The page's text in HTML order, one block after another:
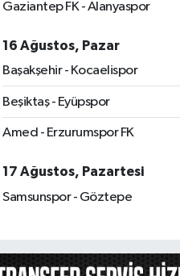
Gaziantep FK - Alanyaspor
16 Ağustos, Pazar
Başakşehir - Kocaelispor
Beşiktaş - Eyüpspor
Amed - Erzurumspor FK
17 Ağustos, Pazartesi
Samsunspor - Göztepe